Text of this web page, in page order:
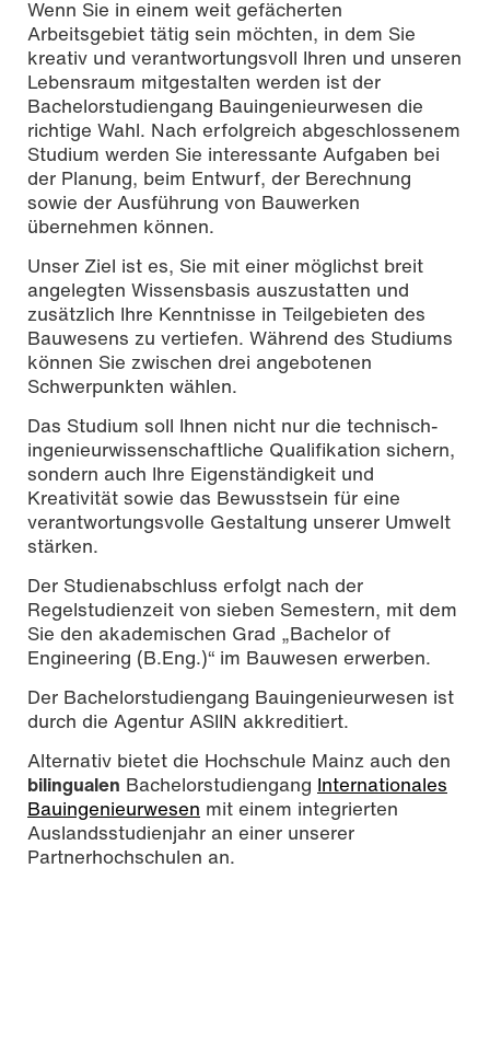
Foto: Taufik Kenan
Wenn Sie in einem weit gefächerten
Arbeitsgebiet tätig sein möchten, in dem Sie
kreativ und verantwortungsvoll Ihren und unseren
Lebensraum mitgestalten werden ist der
Bachelorstudiengang Bauingenieurwesen die
richtige Wahl. Nach erfolgreich abgeschlossenem
Studium werden Sie interessante Aufgaben bei
der Planung, beim Entwurf, der Berechnung
sowie der Ausführung von Bauwerken
übernehmen können.
Unser Ziel ist es, Sie mit einer möglichst breit
angelegten Wissensbasis auszustatten und
zusätzlich Ihre Kenntnisse in Teilgebieten des
Bauwesens zu vertiefen. Während des Studiums
können Sie zwischen drei angebotenen
Schwerpunkten wählen.
Das Studium soll Ihnen nicht nur die technisch-
ingenieurwissenschaftliche Qualifikation sichern,
sondern auch Ihre Eigenständigkeit und
Kreativität sowie das Bewusstsein für eine
verantwortungsvolle Gestaltung unserer Umwelt
stärken.
Der Studienabschluss erfolgt nach der
Regelstudienzeit von sieben Semestern, mit dem
Sie den akademischen Grad „Bachelor of
Engineering (B.Eng.)“ im Bauwesen erwerben.
Der Bachelorstudiengang Bauingenieurwesen ist
durch die Agentur ASIIN akkreditiert.
Alternativ bietet die Hochschule Mainz auch den
bilingualen Bachelorstudiengang Internationales
Bauingenieurwesen mit einem integrierten
Auslandsstudienjahr an einer unserer
Partnerhochschulen an.